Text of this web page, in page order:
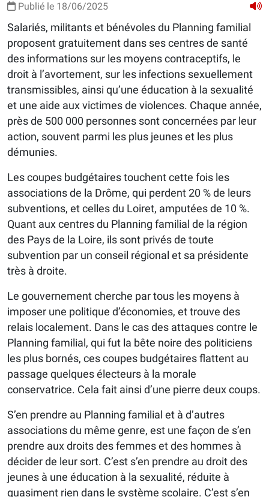
Publié le 18/06/2025
Salariés, militants et bénévoles du Planning familial
proposent gratuitement dans ses centres de santé
des informations sur les moyens contraceptifs, le
droit à l’avortement, sur les infections sexuellement
transmissibles, ainsi qu’une éducation à la sexualité
et une aide aux victimes de violences. Chaque année,
près de 500 000 personnes sont concernées par leur
action, souvent parmi les plus jeunes et les plus
démunies.
Les coupes budgétaires touchent cette fois les
associations de la Drôme, qui perdent 20 % de leurs
subventions, et celles du Loiret, amputées de 10 %.
Quant aux centres du Planning familial de la région
des Pays de la Loire, ils sont privés de toute
subvention par un conseil régional et sa présidente
très à droite.
Le gouvernement cherche par tous les moyens à
imposer une politique d’économies, et trouve des
relais localement. Dans le cas des attaques contre le
Planning familial, qui fut la bête noire des politiciens
les plus bornés, ces coupes budgétaires flattent au
passage quelques électeurs à la morale
conservatrice. Cela fait ainsi d’une pierre deux coups.
S’en prendre au Planning familial et à d’autres
associations du même genre, est une façon de s’en
prendre aux droits des femmes et des hommes à
décider de leur sort. C’est s’en prendre au droit des
jeunes à une éducation à la sexualité, réduite à
quasiment rien dans le système scolaire. C’est s’en